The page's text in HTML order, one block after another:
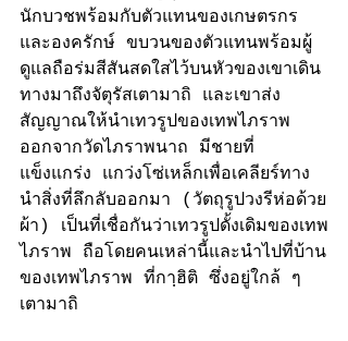
นักบวชพร้อมกับตัวแทนของเกษตรกร
และองครักษ์ ขบวนของตัวแทนพร้อมผู้
ดูแลถือร่มสีสันสดใสไว้บนหัวของเขาเดิน
ทางมาถึงจัตุรัสเตามาถิ และเขาส่ง
สัญญาณให้นำเทวรูปของเทพไภราพ
ออกจากวัดไภราพนาถ มีชายที่
แข็งแกร่ง แกว่งโซ่เหล็กเพื่อเคลียร์ทาง
นำสิ่งที่ลึกลับออกมา (วัตถุรูปวงรีห่อด้วย
ผ้า) เป็นที่เชื่อกันว่าเทวรูปดั้งเดิมของเทพ
ไภราพ ถือโดยคนเหล่านี้และนำไปที่บ้าน
ของเทพไภราพ ​​ที่กาฺฮิติ ซึ่งอยู่ใกล้ ๆ
เตามาถิ